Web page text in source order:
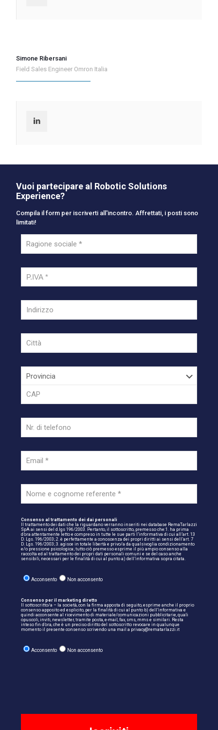
Simone Ribersani
Field Sales Engineer Omron Italia
Vuoi partecipare al Robotic Solutions
Experience?
Compila il form per iscriverti all'incontro. Affrettati, i posti sono
limitati!
Consenso al trattamento dei dai personali
Il trattamento dei dati che la riguardano verranno inseriti nei database RemaTarlazzi
SpA ai sensi del d.lgs 196/2003. Pertanto, il sottoscritto, premesso che:1. ha prima
d’ora attentamente letto e compreso in tutte le sue parti l’informativa di cui all’art. 13
D. Lgs. 196/2003; 2. è perfettamente a conoscenza dei propri diritti ai sensi dell’art. 7
D. Lgs. 196/2003; 3. agisce in totale libertà e privo/a da qualsivoglia condizionamento
e/o pressione psicologica; tutto ciò premesso esprime il più ampio consenso alla
raccolta ed al trattamento dei propri dati personali comuni e se del caso anche
sensibili, necessari per le finalità di cui al punto a) dell’informativa sopra citata.
Acconsento Non acconsento
Consenso per il marketing diretto
Il sottoscritto/a – la società, con la firma apposta di seguito, esprime anche il proprio
consenso apposito ed esplicito, per la finalità di cui al punto b) dell’informativa e
quindi acconsente al ricevimento di materiale/comunicazioni pubblicitarie, quali
opuscoli, inviti, newsletter, tramite posta, e-mail, fax, sms, mms e similari. Resta
inteso fin d’ora, che è un preciso diritto del sottoscritto revocare in qualunque
momento il presente consenso scrivendo una mail a privacy@rematarlazzi.it
Acconsento Non acconsento